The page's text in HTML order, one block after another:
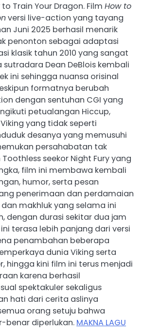
Train Your Dragon. Film How to
versi live-action yang tayang
Juni 2025 berhasil menarik
penonton sebagai adaptasi
klasik tahun 2010 yang sangat
Dean DeBlois kembali
ini sehingga nuansa orisinal
formatnya berubah
dengan sentuhan CGI yang
petualangan Hiccup,
yang tidak seperti
desanya yang memusuhi
persahabatan tak
seekor Night Fury yang
film ini membawa kembali
humor, serta pesan
penerimaan dan perdamaian
makhluk yang selama ini
dengan durasi sekitar dua jam
terasa lebih panjang dari versi
penambahan beberapa
dunia Viking serta
hingga kini film ini terus menjadi
karena berhasil
spektakuler sekaligus
hati dari cerita aslinya
orang setuju bahwa
benar diperlukan. MAKNA LAGU